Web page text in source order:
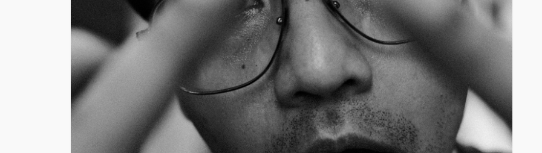
EVENTOS
Vico C vuelve a Chile y
confirma soldout a casi 10
días de su concierto de este
23 de Mayo en Movistar
Arena
EVENTOS
La Mala Rodriguez estará
este 16 de Junio en
Estocolmo
junto a
Molotov